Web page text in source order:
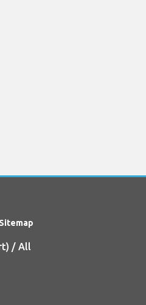
Sitemap
/ All